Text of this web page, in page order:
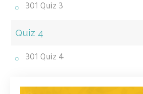
301 Quiz 3
Quiz 4
301 Quiz 4